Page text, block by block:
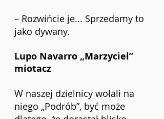
– Rozwińcie je... Sprzedamy to
jako dywany.
Lupo Navarro „Marzyciel”
miotacz
W naszej dzielnicy wołali na
niego „Podrób”, być może